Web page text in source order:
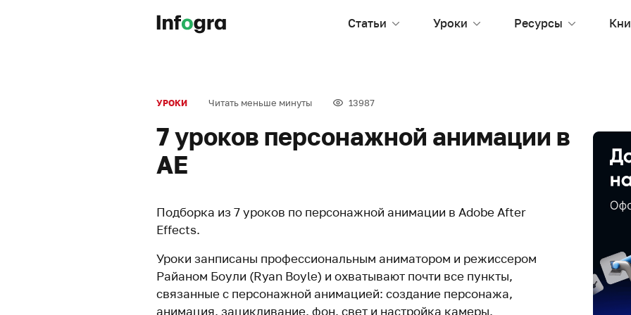
Статьи Уроки Ресурсы
УРОКИ Читать меньше минуты 13987
7 уроков персонажной анимации в
AE
Подборка из 7 уроков по персонажной анимации в Adobe After
Effects.
Уроки занписаны профессиональным аниматором и режиссером
Райаном Боули (Ryan Boyle) и охватывают почти все пункты,
связанные с персонажной анимацией: создание персонажа,
анимация, зацикливание, фон, свет и настройка камеры.